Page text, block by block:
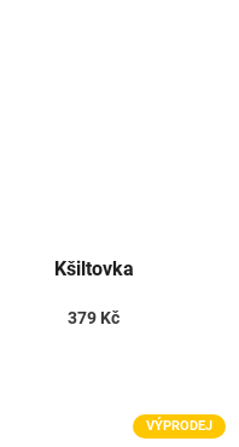
Kšiltovka
379 Kč
VÝPRODEJ